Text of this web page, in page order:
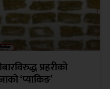
प्रहरीको
‘प्याकिङ’